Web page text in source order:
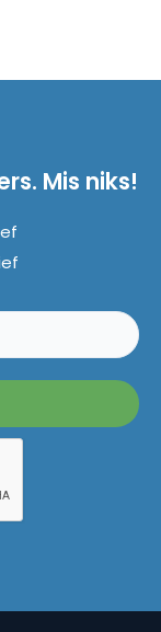
Mis niks!